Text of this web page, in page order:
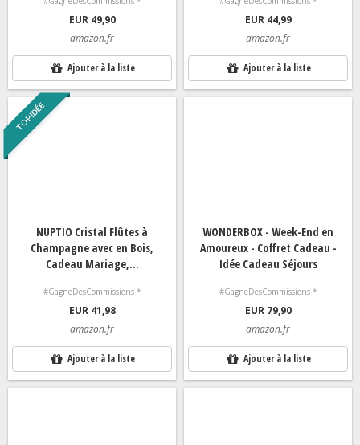
EUR 49,90
amazon.fr
Ajouter à la liste
EUR 44,99
amazon.fr
Ajouter à la liste
TOP IDÉE
NUPTIO Cristal Flûtes à
Champagne avec en Bois,
Cadeau Mariage,...
#GagneDesCommissions *
EUR 41,98
amazon.fr
Ajouter à la liste
WONDERBOX - Week-End en
Amoureux - Coffret Cadeau -
Idée Cadeau Séjours
#GagneDesCommissions *
EUR 79,90
amazon.fr
Ajouter à la liste